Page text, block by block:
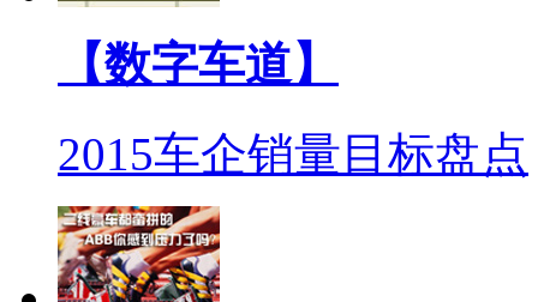
【数字车道】
2015车企销量目标盘点